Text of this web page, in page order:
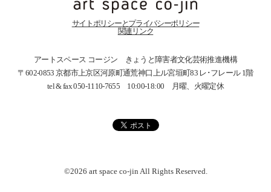
サイトポリシーとプライバシーポリシー
関連リンク
アートスペース コージン きょうと障害者文化芸術推進機構
〒602-0853 京都市上京区河原町通荒神口上ル宮垣町83 レ･フレール 1階
tel & fax 050-1110-7655 10:00-18:00 月曜、火曜定休
©2026 art space co-jin All Rights Reserved.